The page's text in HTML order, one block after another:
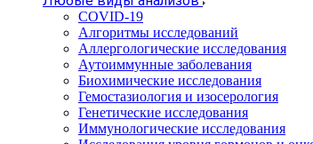
COVID-19
Алгоритмы исследований
Аллергологические исследования
Аутоиммунные заболевания
Биохимические исследования
Гемостазиология и изосерология
Генетические исследования
Иммунологические исследования